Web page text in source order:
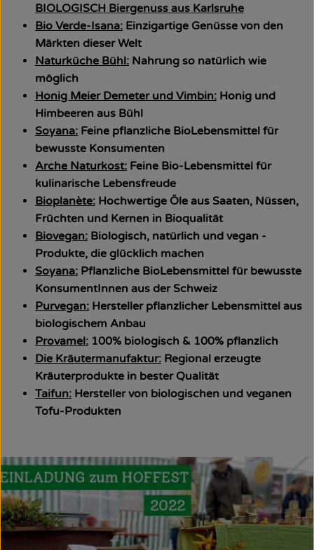
BIOLOGISCH Biergenuss aus Karlsruhe
Bio Verde-Isana: Einzigartige Genüsse von den
Märkten dieser Welt
Naturküche Bühl: Nahrung so natürlich wie
möglich
Honig Meier Demeter und Vimbin: Honig und
Himbeeren aus Bühl
Soyana: Feine pflanzliche BioLebensmittel für
bewusste Konsumenten
Arche Naturkost: Feine Bio-Lebensmittel für
kulinarische Lebensfreude
Bioplanète: Hochwertige Öle aus Saaten, Nüssen,
Früchten und Kernen in Bioqualität
Biovegan: Biologisch, natürlich und vegan -
Produkte, die glücklich machen
Soyana: Pflanzliche BioLebensmittel für bewusste
KonsumentInnen aus der Schweiz
Purvegan: Hersteller pflanzlicher Lebensmittel aus
biologischem Anbau
Provamel: 100% biologisch & 100% pflanzlich
Die Kräutermanufaktur: Regional erzeugte
Kräuterprodukte in bester Qualität
Taifun: Hersteller von biologischen und veganen
Tofu-Produkten